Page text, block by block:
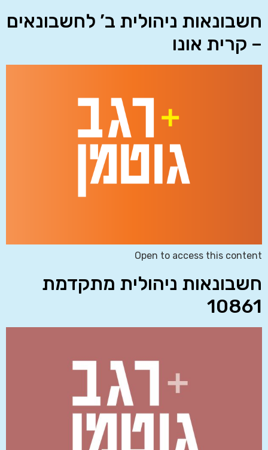
חשבונאות ניהולית ב’ לחשבונאים
– קרית אונו
Open to access this content
חשבונאות ניהולית מתקדמת
10861